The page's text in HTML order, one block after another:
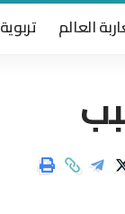
العالم تربوية